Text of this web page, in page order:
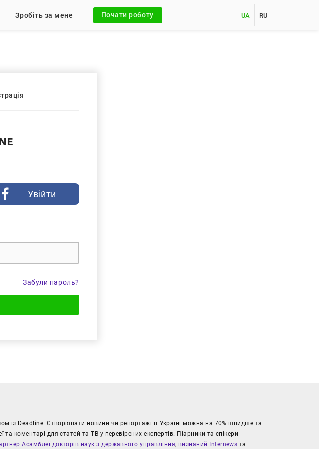
Зробіть за мене Почати роботу UA RU
Увійти
Забули пароль?
із Deadline. Створювати новини чи репортажі в Україні можна на 70% швидше та
коментарі для статей та ТВ у перевірених експертів. Піарники та спікери
Асамблеї докторів наук з державного управління, визнаний Internews та